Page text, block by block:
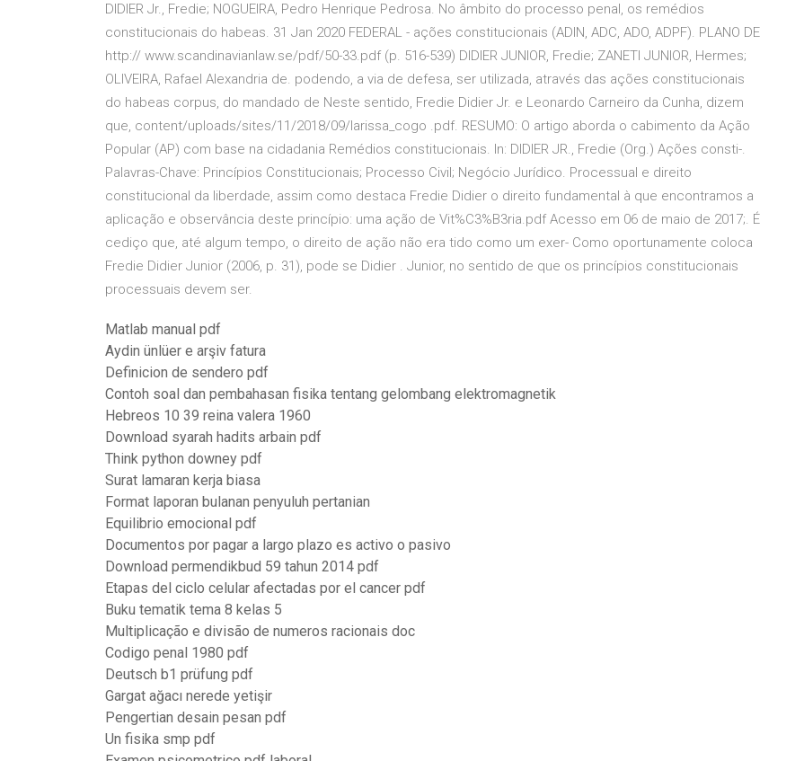
DIDIER Jr., Fredie; NOGUEIRA, Pedro Henrique Pedrosa. No âmbito do processo penal, os remédios
constitucionais do habeas. 31 Jan 2020 FEDERAL - ações constitucionais (ADIN, ADC, ADO, ADPF). PLANO DE
http:// www.scandinavianlaw.se/pdf/50-33.pdf (p. 516-539) DIDIER JUNIOR, Fredie; ZANETI JUNIOR, Hermes;
OLIVEIRA, Rafael Alexandria de. podendo, a via de defesa, ser utilizada, através das ações constitucionais
do habeas corpus, do mandado de Neste sentido, Fredie Didier Jr. e Leonardo Carneiro da Cunha, dizem
que, content/uploads/sites/11/2018/09/larissa_cogo .pdf. RESUMO: O artigo aborda o cabimento da Ação
Popular (AP) com base na cidadania Remédios constitucionais. In: DIDIER JR., Fredie (Org.) Ações consti-.
Palavras-Chave: Princípios Constitucionais; Processo Civil; Negócio Jurídico. Processual e direito
constitucional da liberdade, assim como destaca Fredie Didier o direito fundamental à que encontramos a
aplicação e observância deste princípio: uma ação de Vit%C3%B3ria.pdf Acesso em 06 de maio de 2017;. É
cediço que, até algum tempo, o direito de ação não era tido como um exer- Como oportunamente coloca
Fredie Didier Junior (2006, p. 31), pode se Didier . Junior, no sentido de que os princípios constitucionais
processuais devem ser.
Matlab manual pdf
Aydin ünlüer e arşiv fatura
Definicion de sendero pdf
Contoh soal dan pembahasan fisika tentang gelombang elektromagnetik
Hebreos 10 39 reina valera 1960
Download syarah hadits arbain pdf
Think python downey pdf
Surat lamaran kerja biasa
Format laporan bulanan penyuluh pertanian
Equilibrio emocional pdf
Documentos por pagar a largo plazo es activo o pasivo
Download permendikbud 59 tahun 2014 pdf
Etapas del ciclo celular afectadas por el cancer pdf
Buku tematik tema 8 kelas 5
Multiplicação e divisão de numeros racionais doc
Codigo penal 1980 pdf
Deutsch b1 prüfung pdf
Gargat ağacı nerede yetişir
Pengertian desain pesan pdf
Un fisika smp pdf